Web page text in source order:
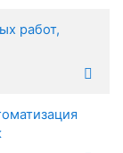
работ,